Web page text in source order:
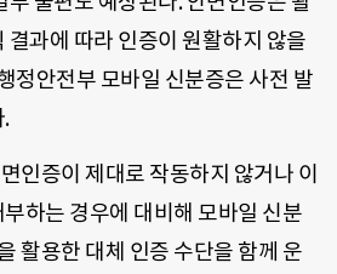
결과에 따라 인증이 원활하지 않을
정안전부 모바일 신분증은 사전 발
인증이 제대로 작동하지 않거나 이
하는 경우에 대비해 모바일 신분
활용한 대체 인증 수단을 함께 운